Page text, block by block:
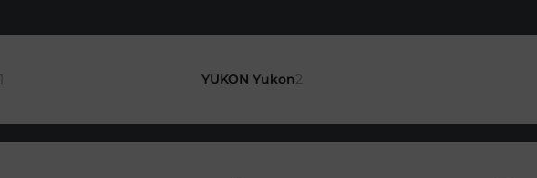
1 YUKON Yukon2